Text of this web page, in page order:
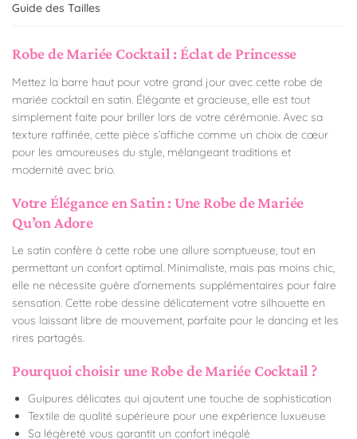
Guide des Tailles
Robe de Mariée Cocktail : Éclat de Princesse
Mettez la barre haut pour votre grand jour avec cette robe de
mariée cocktail en satin. Élégante et gracieuse, elle est tout
simplement faite pour briller lors de votre cérémonie. Avec sa
texture raffinée, cette pièce s’affiche comme un choix de cœur
pour les amoureuses du style, mélangeant traditions et
modernité avec brio.
Votre Élégance en Satin : Une Robe de Mariée
Qu’on Adore
Le satin confère à cette robe une allure somptueuse, tout en
permettant un confort optimal. Minimaliste, mais pas moins chic,
elle ne nécessite guère d’ornements supplémentaires pour faire
sensation. Cette robe dessine délicatement votre silhouette en
vous laissant libre de mouvement, parfaite pour le dancing et les
rires partagés.
Pourquoi choisir une Robe de Mariée Cocktail ?
Guipures délicates qui ajoutent une touche de sophistication
Textile de qualité supérieure pour une expérience luxueuse
Sa légèreté vous garantit un confort inégalé